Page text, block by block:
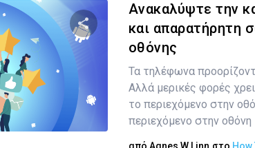
Κοινοποιήστε αυτό το άρθρο
Twitter Αντιγραφή Συνδέσμου
Ανακαλύψτε την
και απαρατήρητη
οθόνης
Τα τηλέφωνα
Αλλά μερικές φορές
το περιεχόμενο στην
περιεχόμενο στην οθόνη